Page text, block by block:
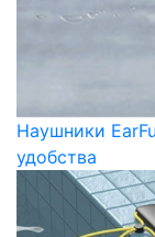
Наушники
удобства